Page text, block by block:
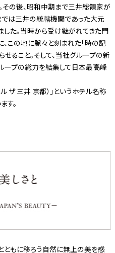
その後、昭和中期まで三井総領家が
は三井の統轄機関であった大元
た。当時から受け継がれてきた門
この地に脈々と刻まれた「時の記
ること。そして、当社グループの新
ープの総力を結集して日本最高峰
ザ 三井 京都）」というホテル名称
す。
ともに移ろう自然に無上の美を感